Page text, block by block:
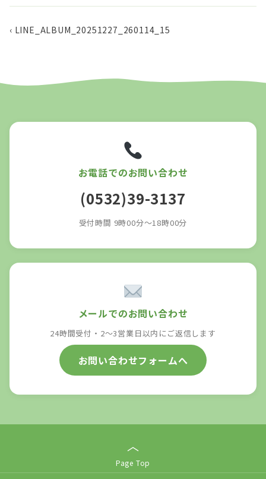
‹ LINE_ALBUM_20251227_260114_15
お電話でのお問い合わせ
(0532)39-3137
受付時間 9時00分～18時00分
メールでのお問い合わせ
24時間受付・2〜3営業日以内にご返信します
お問い合わせフォームへ
︿
Page Top